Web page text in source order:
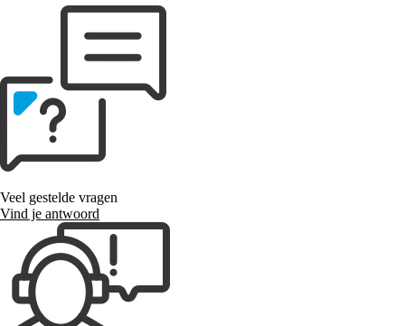
Veel gestelde vragen
Vind je antwoord